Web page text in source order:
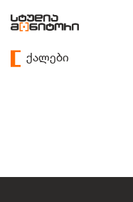
ქალები